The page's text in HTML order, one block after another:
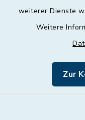
weiterer Dienste
Weitere
Zur